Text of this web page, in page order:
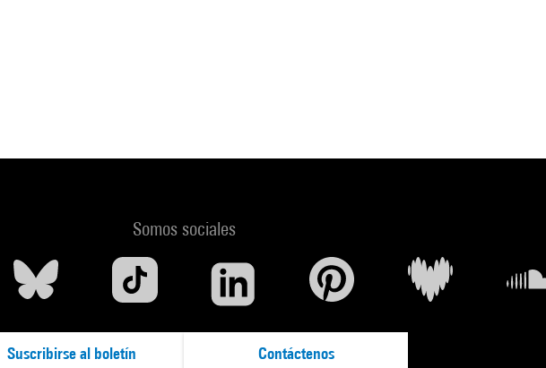
Somos sociales
Suscribirse al boletín Contáctenos